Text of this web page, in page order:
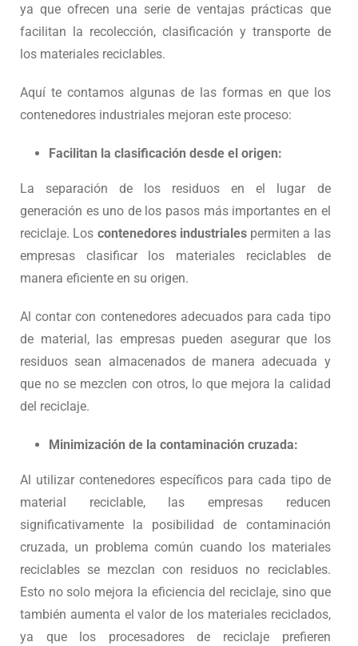
ya que ofrecen una serie de ventajas prácticas que
facilitan la recolección, clasificación y transporte de
los materiales reciclables.
Aquí te contamos algunas de las formas en que los
contenedores industriales mejoran este proceso:
Facilitan la clasificación desde el origen:
La separación de los residuos en el lugar de
generación es uno de los pasos más importantes en el
reciclaje. Los contenedores industrialespermiten a las
empresas clasificar los materiales reciclables de
manera eficiente en su origen.
Al contar con contenedores adecuados para cada tipo
de material, las empresas pueden asegurar que los
residuos sean almacenados de manera adecuada y
que no se mezclen con otros, lo que mejora la calidad
del reciclaje.
Minimización de la contaminación cruzada:
Al utilizar contenedores específicos para cada tipo de
material reciclable, las empresas reducen
significativamente la posibilidad de contaminación
cruzada, un problema común cuando los materiales
reciclables se mezclan con residuos no reciclables.
Esto no solo mejora la eficiencia del reciclaje, sino que
también aumenta el valor de los materiales reciclados,
ya que los procesadores de reciclaje prefieren